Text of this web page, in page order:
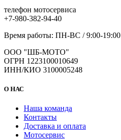
телефон мотосервиса
+7-980-382-94-40
Время работы: ПН-ВС / 9:00-19:00
ООО "ШБ-МОТО"
ОГРН 1223100010649
ИНН/КИО 3100005248
О НАС
Наша команда
Контакты
Доставка и оплата
Мотосервис